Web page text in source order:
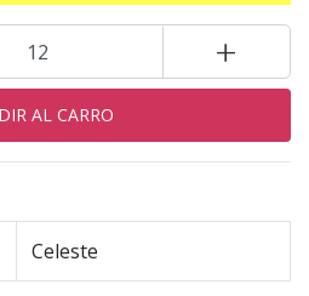
+
Celeste